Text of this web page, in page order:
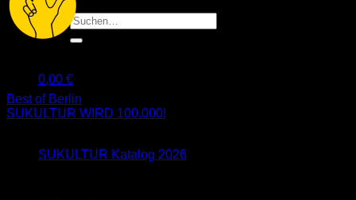
Suche
nach:
0,00 €
Warenkorb
Best of Berlin
SUKULTUR WIRD 100.000!
SUKULTUR Katalog 2026